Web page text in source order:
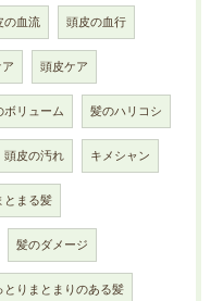
の血流 頭皮の血行
頭皮ケア
ボリューム 髪のハリコシ
頭皮の汚れ キメシャン
とまる髪
髪のダメージ
とりまとまりのある髪